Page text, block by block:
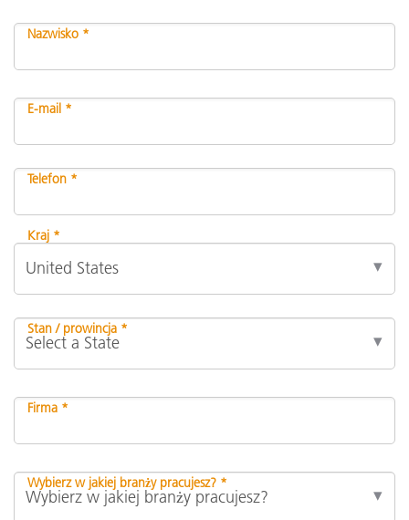
Nazwisko *
E-mail *
Telefon *
Kraj *
Stan / prowincja *
Firma *
Wybierz w jakiej branży pracujesz? *